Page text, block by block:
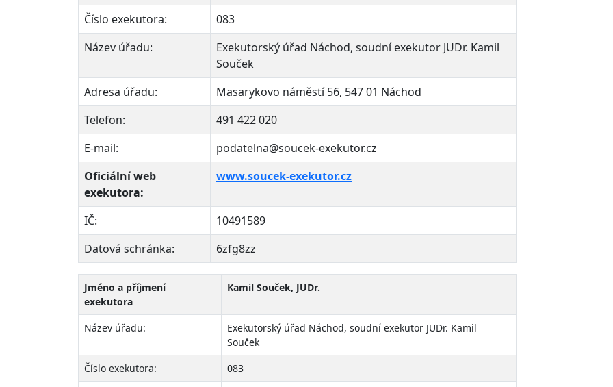
Číslo exekutora:
083
Název úřadu:
Exekutorský úřad Náchod, soudní exekutor JUDr. Kamil
Souček
Adresa úřadu:
Masarykovo náměstí 56, 547 01 Náchod
Telefon:
491 422 020
E-mail:
podatelna@soucek-exekutor.cz
Oficiální web
exekutora:
www.soucek-exekutor.cz
IČ:
10491589
Datová schránka:
6zfg8zz
Jméno a příjmení
exekutora
Kamil Souček, JUDr.
Název úřadu:
Exekutorský úřad Náchod, soudní exekutor JUDr. Kamil
Souček
Číslo exekutora:
083